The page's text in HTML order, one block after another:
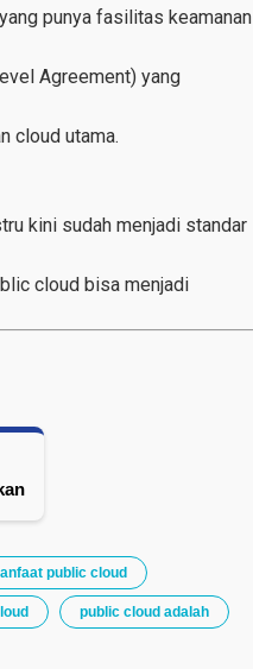
punya fasilitas keamanan
Agreement) yang
cloud utama.
kini sudah menjadi standar
cloud bisa menjadi
public cloud
public cloud adalah